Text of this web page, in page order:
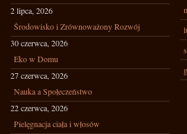
2 lipca, 2026
Środowisko i Zrównoważony Rozwój
30 czerwca, 2026
Eko w Domu
27 czerwca, 2026
Nauka a Społeczeństwo
22 czerwca, 2026
Pielęgnacja ciała i włosów